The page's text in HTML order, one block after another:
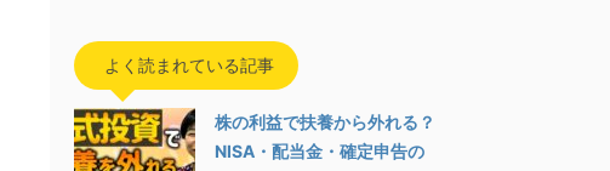
よく読まれている記事
株の利益で扶養から外れる？
NISA・配当金・確定申告の